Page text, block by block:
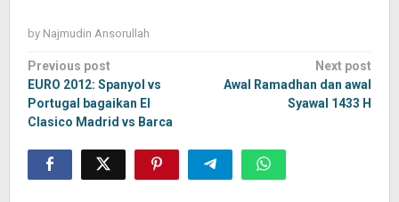
by Najmudin Ansorullah
Post
navigation
Previous post
EURO 2012: Spanyol vs
Portugal bagaikan El
Clasico Madrid vs Barca
Next post
Awal Ramadhan dan awal
Syawal 1433 H